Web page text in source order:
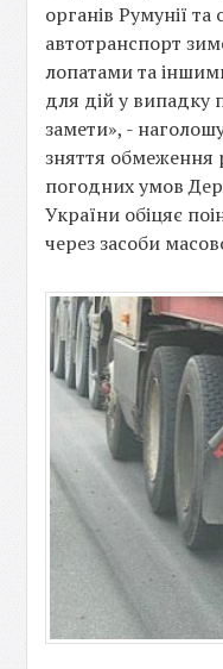
органів Румунії
автотранспорт
лопатами та
для дій у випадку
замети», -
зняття обмеження
погодних умов
України обіцяє
через засоби